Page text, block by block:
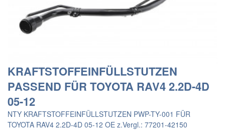
KRAFTSTOFFEINFÜLLSTUTZEN
PASSEND FÜR TOYOTA RAV4 2.2D-4D
05-12
NTY KRAFTSTOFFEINFÜLLSTUTZEN PWP-TY-001 FÜR
TOYOTA RAV4 2.2D-4D 05-12 OE z.Vergl.: 77201-42150